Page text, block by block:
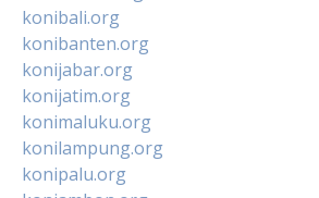
konibali.org
konibanten.org
konijabar.org
konijatim.org
konimaluku.org
konilampung.org
konipalu.org